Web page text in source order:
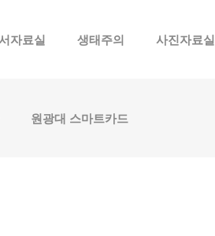
자료실 생태주의 사진자료실
원광대 스마트카드